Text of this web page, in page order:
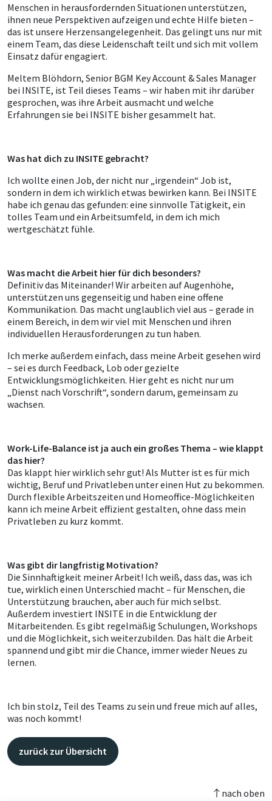
Menschen in herausfordernden Situationen unterstützen,
ihnen neue Perspektiven aufzeigen und echte Hilfe bieten –
das ist unsere Herzensangelegenheit. Das gelingt uns nur mit
einem Team, das diese Leidenschaft teilt und sich mit vollem
Einsatz dafür engagiert.
Meltem Blöhdorn, Senior BGM Key Account & Sales Manager
bei INSITE, ist Teil dieses Teams – wir haben mit ihr darüber
gesprochen, was ihre Arbeit ausmacht und welche
Erfahrungen sie bei INSITE bisher gesammelt hat.
Was hat dich zu INSITE gebracht?
Ich wollte einen Job, der nicht nur „irgendein“ Job ist,
sondern in dem ich wirklich etwas bewirken kann. Bei INSITE
habe ich genau das gefunden: eine sinnvolle Tätigkeit, ein
tolles Team und ein Arbeitsumfeld, in dem ich mich
wertgeschätzt fühle.
Was macht die Arbeit hier für dich besonders?
Definitiv das Miteinander! Wir arbeiten auf Augenhöhe,
unterstützen uns gegenseitig und haben eine offene
Kommunikation. Das macht unglaublich viel aus – gerade in
einem Bereich, in dem wir viel mit Menschen und ihren
individuellen Herausforderungen zu tun haben.
Ich merke außerdem einfach, dass meine Arbeit gesehen wird
– sei es durch Feedback, Lob oder gezielte
Entwicklungsmöglichkeiten. Hier geht es nicht nur um
„Dienst nach Vorschrift“, sondern darum, gemeinsam zu
wachsen.
Work-Life-Balance ist ja auch ein großes Thema – wie klappt
das hier?
Das klappt hier wirklich sehr gut! Als Mutter ist es für mich
wichtig, Beruf und Privatleben unter einen Hut zu bekommen.
Durch flexible Arbeitszeiten und Homeoffice-Möglichkeiten
kann ich meine Arbeit effizient gestalten, ohne dass mein
Privatleben zu kurz kommt.
Was gibt dir langfristig Motivation?
Die Sinnhaftigkeit meiner Arbeit! Ich weiß, dass das, was ich
tue, wirklich einen Unterschied macht – für Menschen, die
Unterstützung brauchen, aber auch für mich selbst.
Außerdem investiert INSITE in die Entwicklung der
Mitarbeitenden. Es gibt regelmäßig Schulungen, Workshops
und die Möglichkeit, sich weiterzubilden. Das hält die Arbeit
spannend und gibt mir die Chance, immer wieder Neues zu
lernen.
Ich bin stolz, Teil des Teams zu sein und freue mich auf alles,
was noch kommt!
zurück zur Übersicht
nach oben